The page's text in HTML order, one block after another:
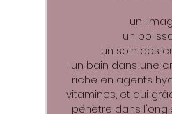
un
un
un soin des
un bain dans une
riche en agents
vitamines, et qui
pénètre dans